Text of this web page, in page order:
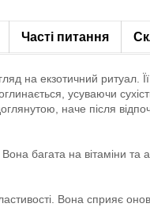
Часті питання
на екзотичний
усуваючи
наче після
багата на вітаміни та
Вона сприяє